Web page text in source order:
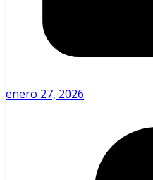
enero 27, 2026